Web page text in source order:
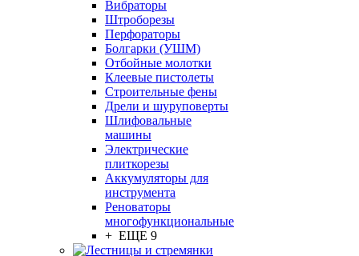
Вибраторы
Штроборезы
Перфораторы
Болгарки (УШМ)
Отбойные молотки
Клеевые пистолеты
Строительные фены
Дрели и шуруповерты
Шлифовальные
машины
Электрические
плиткорезы
Аккумуляторы для
инструмента
Реноваторы
многофункциональные
+ ЕЩЕ 9